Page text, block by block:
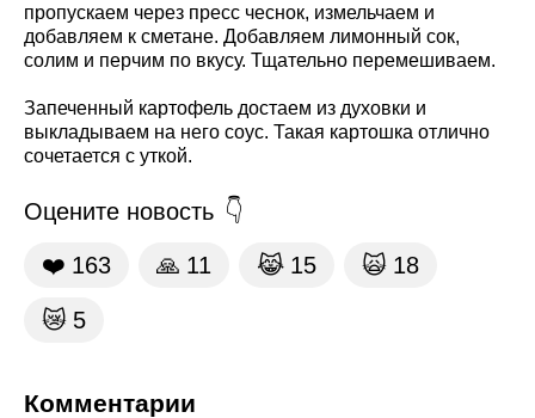
пропускаем через пресс чеснок, измельчаем и
добавляем к сметане. Добавляем лимонный сок,
солим и перчим по вкусу. Тщательно перемешиваем.
Запеченный картофель достаем из духовки и
выкладываем на него соус. Такая картошка отлично
сочетается с уткой.
Оцените новость
❤️ 163 🙏 11 😹 15 🙀 18
😿 5
Комментарии